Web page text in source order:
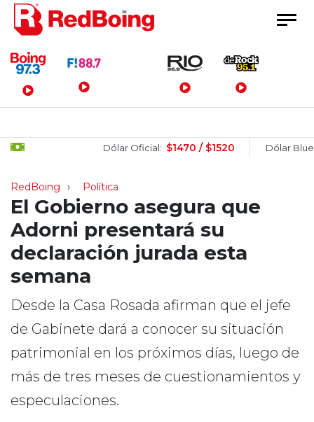
Menú Principal
Dólar Oficial: $1470 / $1520 Dólar Blue:
RedBoing Política
El Gobierno asegura que
Adorni presentará su
declaración jurada esta
semana
Desde la Casa Rosada afirman que el jefe
de Gabinete dará a conocer su situación
patrimonial en los próximos días, luego de
más de tres meses de cuestionamientos y
especulaciones.